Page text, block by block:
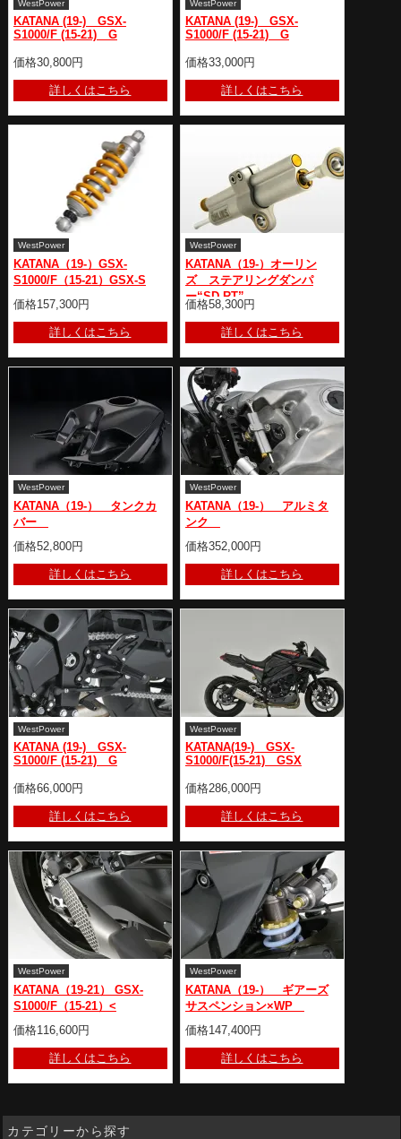
WestPower
KATANA (19-) GSX-
S1000/F (15-21) G
価格30,800円
詳しくはこちら
WestPower
KATANA (19-) GSX-
S1000/F (15-21) G
価格33,000円
詳しくはこちら
WestPower
KATANA（19-）GSX-
S1000/F（15-21）GSX-S
価格157,300円
詳しくはこちら
WestPower
KATANA（19-）オーリン
ズ ステアリングダンパ
ー“SD RT”
価格58,300円
詳しくはこちら
WestPower
KATANA（19-） タンクカ
バー
価格52,800円
詳しくはこちら
WestPower
KATANA（19-） アルミタ
ンク
価格352,000円
詳しくはこちら
WestPower
KATANA (19-) GSX-
S1000/F (15-21) G
価格66,000円
詳しくはこちら
WestPower
KATANA(19-) GSX-
S1000/F(15-21) GSX
価格286,000円
詳しくはこちら
WestPower
KATANA（19-21） GSX-
S1000/F（15-21）<
価格116,600円
詳しくはこちら
WestPower
KATANA（19-） ギアーズ
サスペンション×WP
価格147,400円
詳しくはこちら
カテゴリーから探す